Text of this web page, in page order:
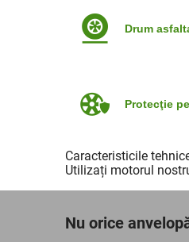
Drum
Protecţie
Caracteristicile
Utilizați motorul
Nu orice